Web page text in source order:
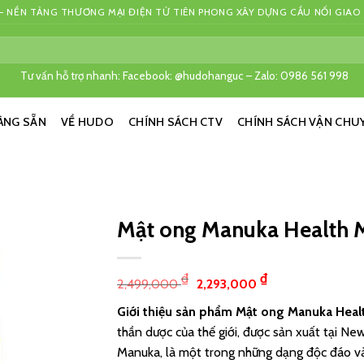
NỀN TẢNG THƯƠNG MẠI ĐIỆN TỬ TIÊN PHONG XÂY DỰNG CẦU NỐI
Tư vấn hỗ trợ nhanh: Facebook: @hudohanguc – Zalo: 0986 561 998
SẴN VỀ HUDO CHÍNH SÁCH CTV CHÍNH SÁCH VẬN
Mật ong Manuka Health
2,499,000₫ 2,293,000 ₫
Giới thiệu sản phẩm Mật ong Manuka
thần dược của thế giới, được sản xuất tại
Manuka, là một trong những dạng độc đáo